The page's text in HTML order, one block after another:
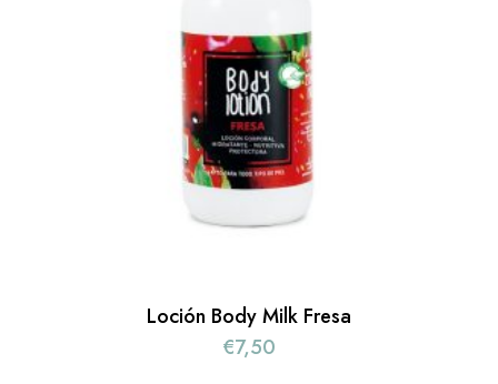
Loción Body Milk Fresa
€7,50